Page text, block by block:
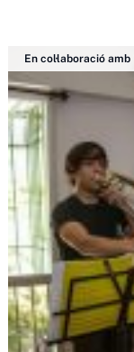
En col·laboració amb